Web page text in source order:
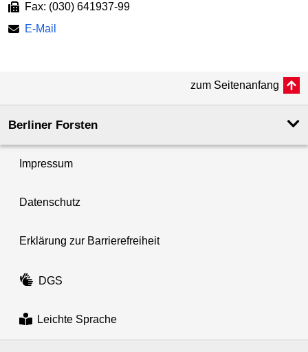
Fax: (030) 641937-99
E-Mail
zum Seitenanfang
Berliner Forsten
Impressum
Datenschutz
Erklärung zur Barrierefreiheit
DGS
Leichte Sprache